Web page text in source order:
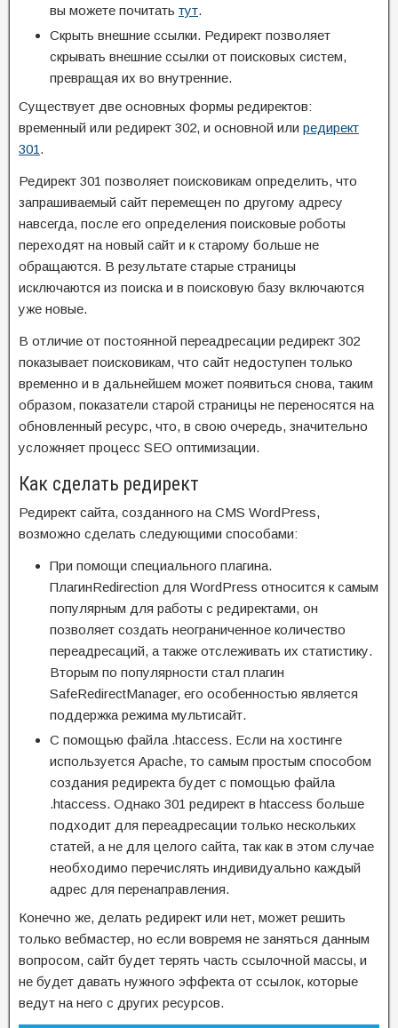
вы можете почитать тут.
Скрыть внешние ссылки. Редирект позволяет
скрывать внешние ссылки от поисковых систем,
превращая их во внутренние.
Существует две основных формы редиректов:
временный или редирект 302, и основной или редирект
301 .
Редирект 301 позволяет поисковикам определить, что
запрашиваемый сайт перемещен по другому адресу
навсегда, после его определения поисковые роботы
переходят на новый сайт и к старому больше не
обращаются. В результате старые страницы
исключаются из поиска и в поисковую базу включаются
уже новые.
В отличие от постоянной переадресации редирект 302
показывает поисковикам, что сайт недоступен только
временно и в дальнейшем может появиться снова, таким
образом, показатели старой страницы не переносятся на
обновленный ресурс, что, в свою очередь, значительно
усложняет процесс SEO оптимизации.
Как сделать редирект
Редирект сайта, созданного на CMS WordPress,
возможно сделать следующими способами:
При помощи специального плагина.
ПлагинRedirection для WordPress относится к самым
популярным для работы с редиректами, он
позволяет создать неограниченное количество
переадресаций, а также отслеживать их статистику.
Вторым по популярности стал плагин
SafeRedirectManager, его особенностью является
поддержка режима мультисайт.
С помощью файла .htaccess. Если на хостинге
используется Apache, то самым простым способом
создания редиректа будет с помощью файла
.htaccess. Однако 301 редирект в htaccess больше
подходит для переадресации только нескольких
статей, а не для целого сайта, так как в этом случае
необходимо перечислять индивидуально каждый
адрес для перенаправления.
Конечно же, делать редирект или нет, может решить
только вебмастер, но если вовремя не заняться данным
вопросом, сайт будет терять часть ссылочной массы, и
не будет давать нужного эффекта от ссылок, которые
ведут на него с других ресурсов.